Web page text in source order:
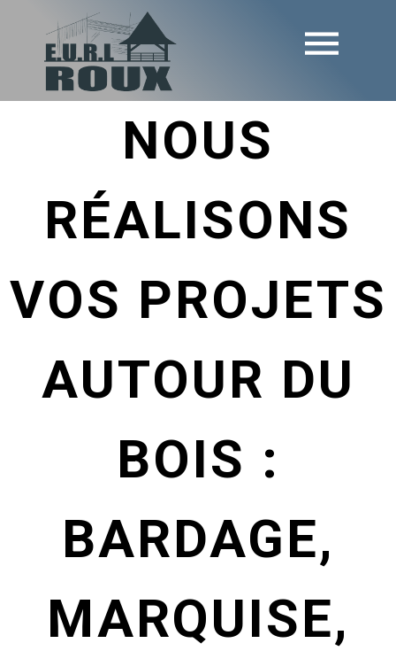
NOUS
RÉALISONS
VOS PROJETS
AUTOUR DU
BOIS :
BARDAGE,
MARQUISE,